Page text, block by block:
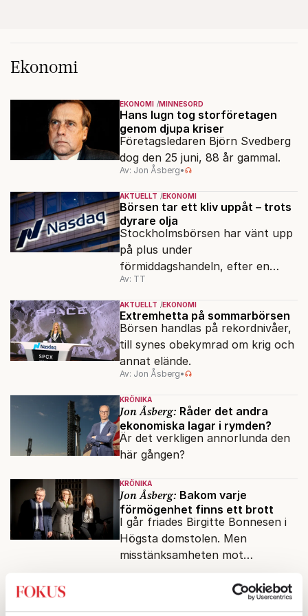
Ekonomi
EKONOMI MINNESORD
Hans lugn tog storföretagen
genom djupa kriser
Företagsledaren Björn Svedberg
dog den 25 juni, 88 år gammal.
Av: Jon Åsberg•
AKTUELLT EKONOMI
Börsen tar ett kliv uppåt – trots
dyrare olja
Stockholmsbörsen har vänt upp
på plus under
förmiddagshandeln, efter en
inledning nedåt – trots ett högre
oljepris och AI-oro.
Av: TT
AKTUELLT EKONOMI
Extremhetta på sommarbörsen
Börsen handlas på rekordnivåer,
till synes obekymrad om krig och
annat elände.
Av: Jon Åsberg•
KRÖNIKA
Jon Åsberg: Råder det andra
ekonomiska lagar i rymden?
Är det verkligen annorlunda den
här gången?
KRÖNIKA
Jon Åsberg: Bakom varje
förmögenhet finns ett brott
I går friades Birgitte Bonnesen i
Högsta domstolen. Men
misstänksamheten mot
HD friar Bonnesen: ”Jätteglad
och lättad”